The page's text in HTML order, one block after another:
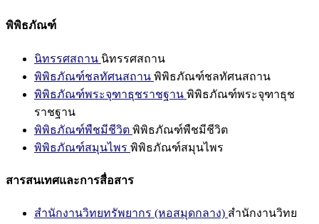
พิพิธภัณฑ์
นิทรรศสถาน นิทรรศสถาน
พิพิธภัณฑ์ชลทัศนสถาน พิพิธภัณฑ์ชลทัศนสถาน
พิพิธภัณฑ์พระจุฑาธุชราชฐาน พิพิธภัณฑ์พระจุฑาธุช
ราชฐาน
พิพิธภัณฑ์พืชมีชีวิต พิพิธภัณฑ์พืชมีชีวิต
พิพิธภัณฑ์สมุนไพร พิพิธภัณฑ์สมุนไพร
สารสนเทศและการสื่อสาร
สำนักงานวิทยทรัพยากร (หอสมุดกลาง) สำนักงานวิทย